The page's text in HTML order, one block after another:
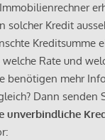
solcher Kredit
Kreditsumme
Rate und
benötigen mehr
Dann senden
unverbindliche